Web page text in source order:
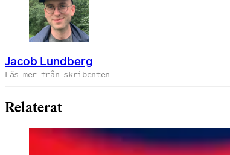
Jacob Lundberg
Läs mer från skribenten
Relaterat